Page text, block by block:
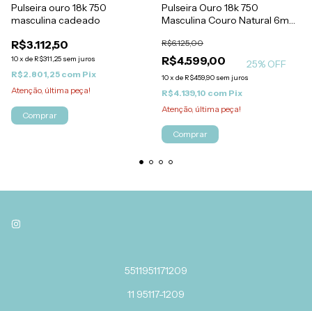
Pulseira ouro 18k 750
masculina cadeado
R$3.112,50
10x de R$311,25 sem juros
R$2.801,25 com Pix
Atenção, última peça!
Comprar
Pulseira Ouro 18k 750
Masculina Couro Natural 6mm
R$4.599,00
R$6.125,00
25% OFF
10x de R$459,90 sem juros
R$4.139,10 com Pix
Atenção, última peça!
Comprar
5511951171209
11 95117-1209